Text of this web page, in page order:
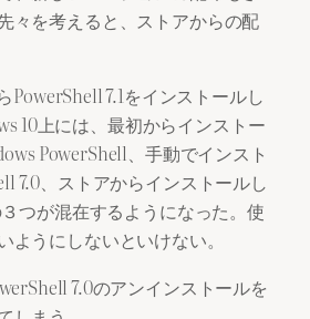
々を考えると、ストアからの配
7.1をインストールし
10上には、最初からインストー
PowerShell、手動でインスト
7.0、ストアからインストールし
つが混在するようになった。使
ようにしないといけない。
7.0のアンインストールを